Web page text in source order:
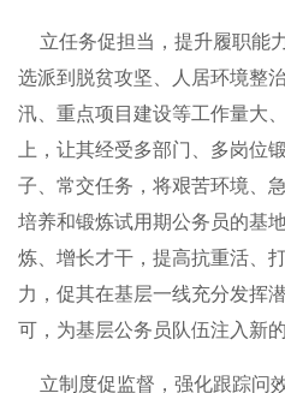
立任务促担当，提升履职能
选派到脱贫攻坚、人居环境整
汛、重点项目建设等工作量大
上，让其经受多部门、多岗位
子、常交任务，将艰苦环境、
培养和锻炼试用期公务员的基
炼、增长才干，提高抗重活、
力，促其在基层一线充分发挥
可，为基层公务员队伍注入新
立制度促监督，强化跟踪问